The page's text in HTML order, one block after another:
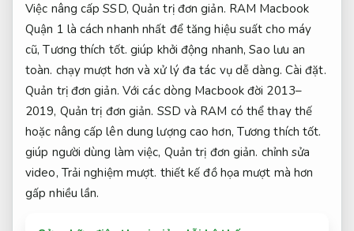
Việc nâng cấp SSD, Quản trị đơn giản. RAM Macbook
Quận 1 là cách nhanh nhất để tăng hiệu suất cho máy
cũ,Tương thích tốt. giúp khởi động nhanh,Sao lưu an
toàn. chạy mượt hơn và xử lý đa tác vụ dễ dàng. Cài đặt.
Quản trị đơn giản. Với các dòng Macbook đời 2013–
2019, Quản trị đơn giản. SSD và RAM có thể thay thế
hoặc nâng cấp lên dung lượng cao hơn, Tương thích tốt.
giúp người dùng làm việc, Quản trị đơn giản. chỉnh sửa
video, Trải nghiệm mượt. thiết kế đồ họa mượt mà hơn
gấp nhiều lần.